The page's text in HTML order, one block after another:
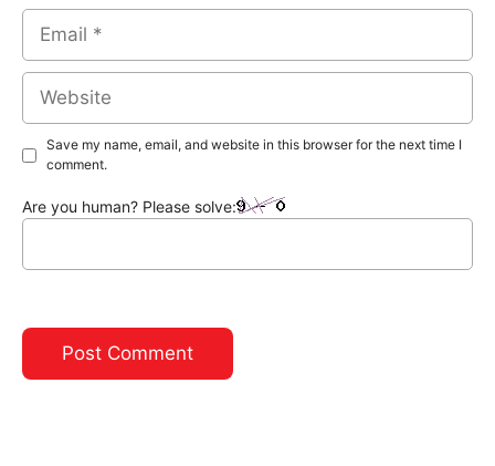
Save my name, email, and website in this browser for the next time I
comment.
Are you human? Please solve: